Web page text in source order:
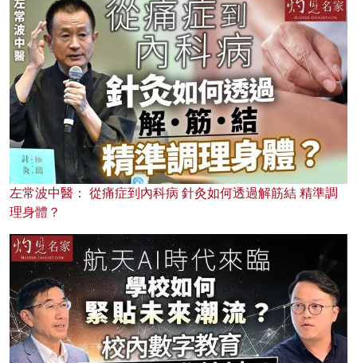
左常波中醫： 從痛症到內科病 針灸如何透過解筋結 精準調
理身體？